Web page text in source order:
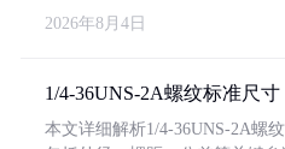
2026年8月4日
1/4-36UNS-2A螺纹标准尺寸
本文详细解析1/4-36UNS-2A螺